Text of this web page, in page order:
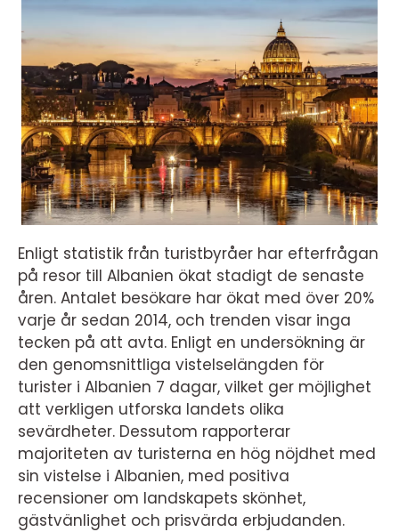
Enligt statistik från turistbyråer har efterfrågan
på resor till Albanien ökat stadigt de senaste
åren. Antalet besökare har ökat med över 20%
varje år sedan 2014, och trenden visar inga
tecken på att avta. Enligt en undersökning är
den genomsnittliga vistelselängden för
turister i Albanien 7 dagar, vilket ger möjlighet
att verkligen utforska landets olika
sevärdheter. Dessutom rapporterar
majoriteten av turisterna en hög nöjdhet med
sin vistelse i Albanien, med positiva
recensioner om landskapets skönhet,
gästvänlighet och prisvärda erbjudanden.